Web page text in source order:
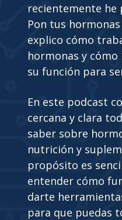
recientemente
Pon tus
explico cómo
hormonas y
su función para
En este podcast
cercana y clara
saber sobre
nutrición y
propósito es
entender cómo
darte
para que puedas